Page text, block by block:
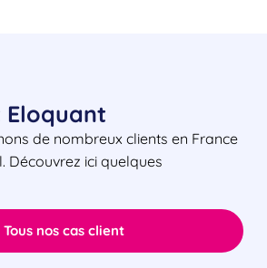
Eloquant
de nombreux clients en France
Découvrez ici quelques
Tous nos cas client